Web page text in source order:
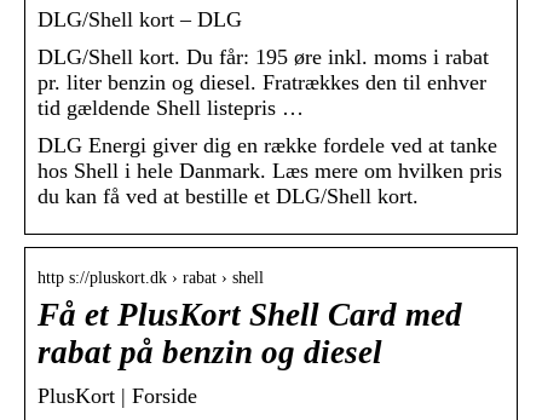
DLG/Shell kort – DLG
DLG/Shell kort. Du får: 195 øre inkl. moms i rabat
pr. liter benzin og diesel. Fratrækkes den til enhver
tid gældende Shell listepris …
DLG Energi giver dig en række fordele ved at tanke
hos Shell i hele Danmark. Læs mere om hvilken pris
du kan få ved at bestille et DLG/Shell kort.
http s://pluskort.dk › rabat › shell
Få et PlusKort Shell Card med
rabat på benzin og diesel
PlusKort | Forside